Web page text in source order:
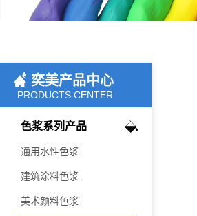
奕美产品中心
PRODUCTS CENTER
色浆系列产品
通用水性色浆
建筑涂料色浆
美术颜料色浆